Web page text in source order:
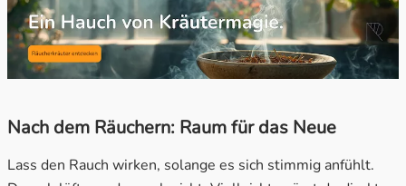
Nach dem Räuchern: Raum für das Neue
Lass den Rauch wirken, solange es sich stimmig anfühlt.